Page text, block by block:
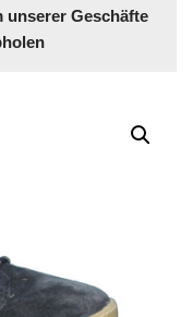
Geschäfte